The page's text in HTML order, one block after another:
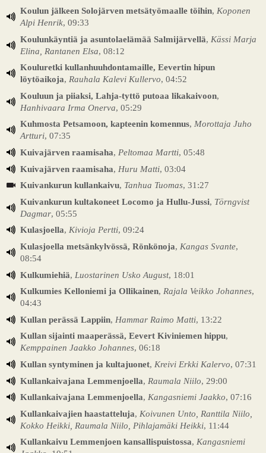
Koulun jälkeen Solojärven metsätyömaalle töihin, Koponen
Alpi Henrik, 09:33
Koulunkäyntiä ja asuntolaelämää Salmijärvellä, Kässi Marja
Elina, Rantanen Elsa, 08:12
Kouluretki kullanhuuhdontamaille, Eevertin hipun
löytöaikoja, Rauhala Kalevi Kullervo, 04:52
Kouluun ja piiaksi, Lahja-tyttö putoaa likakaivoon,
Hanhivaara Irma Onerva, 05:29
Kuhmosta Petsamoon, kapteenin komennus, Morottaja Juho
Artturi, 07:35
Kuivajärven raamisaha, Peltomaa Martti, 05:48
Kuivajärven raamisaha, Huru Matti, 03:04
Kuivankurun kullankaivu, Tanhua Tuomas, 31:27
Kuivankurun kultakoneet Locomo ja Hullu-Jussi, Törngvist
Dagmar, 05:55
Kulasjoella, Kivioja Pertti, 09:24
Kulasjoella metsänkylvössä, Rönkönoja, Kangas Svante,
08:54
Kulkumiehiä, Luostarinen Usko August, 18:01
Kulkumies Kelloniemi ja Ollikainen, Rajala Veikko Johannes,
04:43
Kullan perässä Lappiin, Hammar Raimo Matti, 13:22
Kullan sijainti maaperässä, Eevert Kiviniemen hippu,
Kemppainen Jaakko Johannes, 06:18
Kullan syntyminen ja kultajuonet, Kreivi Erkki Kalervo, 07:31
Kullankaivajana Lemmenjoella, Raumala Niilo, 29:00
Kullankaivajana Lemmenjoella, Kangasniemi Jaakko, 07:16
Kullankaivajien haastatteluja, Koivunen Unto, Ranttila Niilo,
Kokko Heikki, Raumala Niilo, Pihlajamäki Heikki, 11:44
Kullankaivu Lemmenjoen kansallispuistossa, Kangasniemi